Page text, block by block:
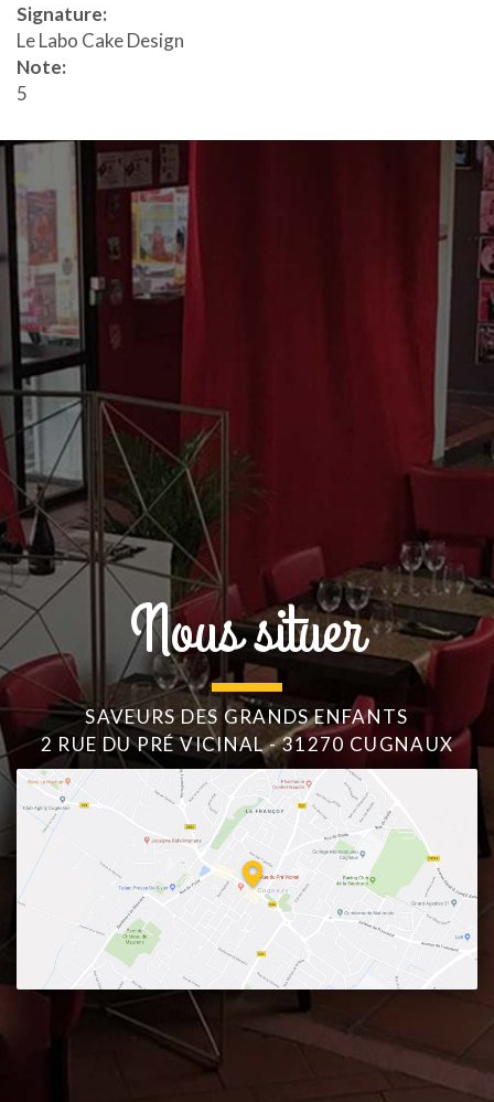
Signature:
Le Labo Cake Design
Note:
5
Nous situer
SAVEURS DES GRANDS ENFANTS
2 RUE DU PRÉ VICINAL - 31270 CUGNAUX